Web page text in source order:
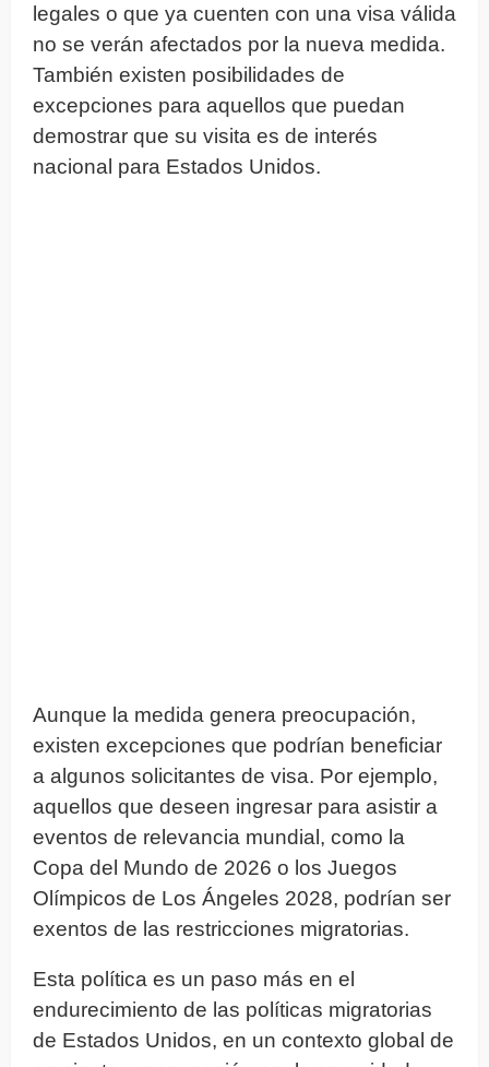
legales o que ya cuenten con una visa válida
no se verán afectados por la nueva medida.
También existen posibilidades de
excepciones para aquellos que puedan
demostrar que su visita es de interés
nacional para Estados Unidos.
Aunque la medida genera preocupación,
existen excepciones que podrían beneficiar
a algunos solicitantes de visa. Por ejemplo,
aquellos que deseen ingresar para asistir a
eventos de relevancia mundial, como la
Copa del Mundo de 2026 o los Juegos
Olímpicos de Los Ángeles 2028, podrían ser
exentos de las restricciones migratorias.
Esta política es un paso más en el
endurecimiento de las políticas migratorias
de Estados Unidos, en un contexto global de